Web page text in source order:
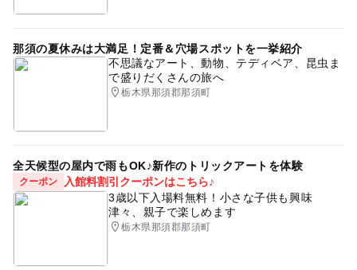
那須の夏休みは大満足！定番＆穴場スポットを一挙紹介
不思議なアート、動物、テディベア、昆虫ま
で盛りだくさんの旅へ
栃木県那須郡那須町
全天候型の屋内で雨もOK♪新作のトリックアートを体験
クーポン
入館料割引クーポンはこちら♪
3歳以下入場料無料！小さな子供も興味
津々、親子で楽しめます
栃木県那須郡那須町